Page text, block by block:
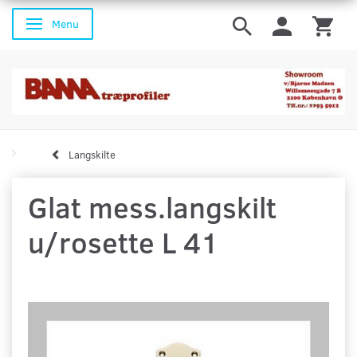
Skifte navigation
Menu
Langskilte
Glat mess.langskilt
u/rosette L 41